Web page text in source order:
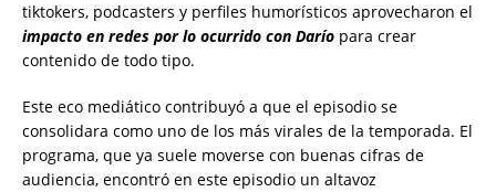
tiktokers, podcasters y perfiles humorísticos aprovecharon el
impacto en redes por lo ocurrido con Darío para crear
contenido de todo tipo.
Este eco mediático contribuyó a que el episodio se
consolidara como uno de los más virales de la temporada. El
programa, que ya suele moverse con buenas cifras de
audiencia, encontró en este episodio un altavoz